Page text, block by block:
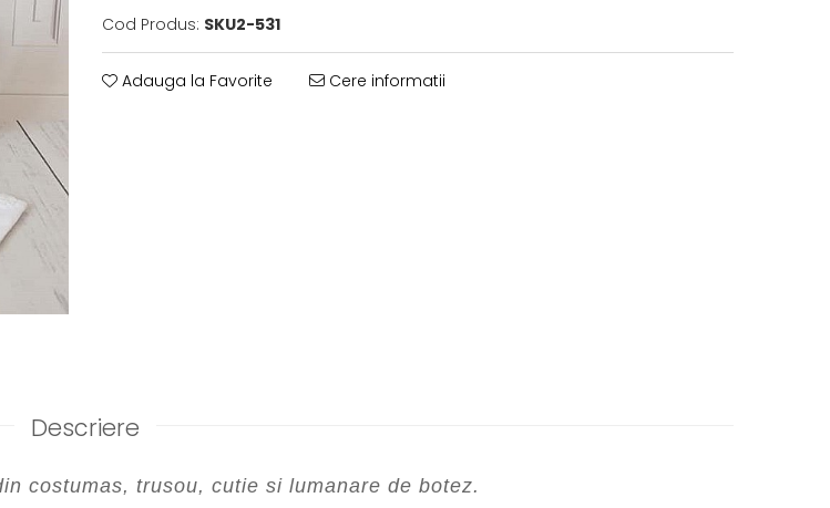
Cod Produs: SKU2-531
Adauga la Favorite Cere informatii
Descriere
costumas, trusou, cutie si lumanare de botez.